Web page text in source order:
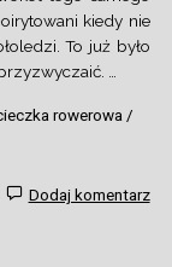
kiedy nie
To już było
…
rowerowa /
Dodaj komentarz